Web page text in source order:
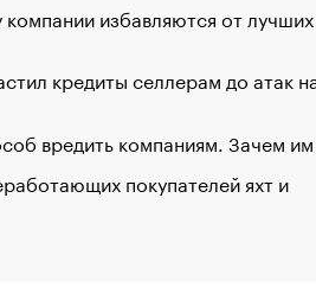
избавляются от лучших
кредиты селлерам до атак
вредить компаниям. Зачем
покупателей яхт и